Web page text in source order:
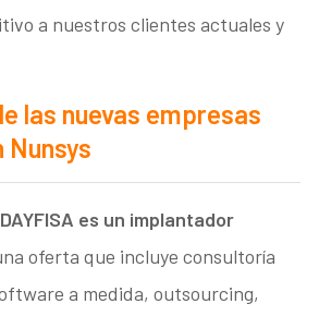
a nuestros clientes actuales y
las nuevas empresas
Nunsys
DAYFISA es un implantador
oferta que incluye consultoría
a medida, outsourcing,